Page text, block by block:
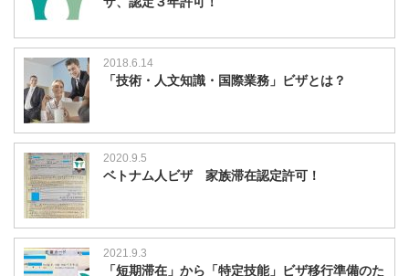
2018.6.14
「技術・人文知識・国際業務」ビザとは？
2020.9.5
ベトナム人ビザ 家族滞在認定許可！
2021.9.3
「短期滞在」から「特定技能」ビザ移行準備のた